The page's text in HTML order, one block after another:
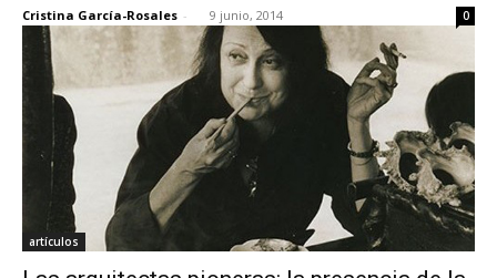
Cristina García-Rosales - 9 junio, 2014 0
artículos